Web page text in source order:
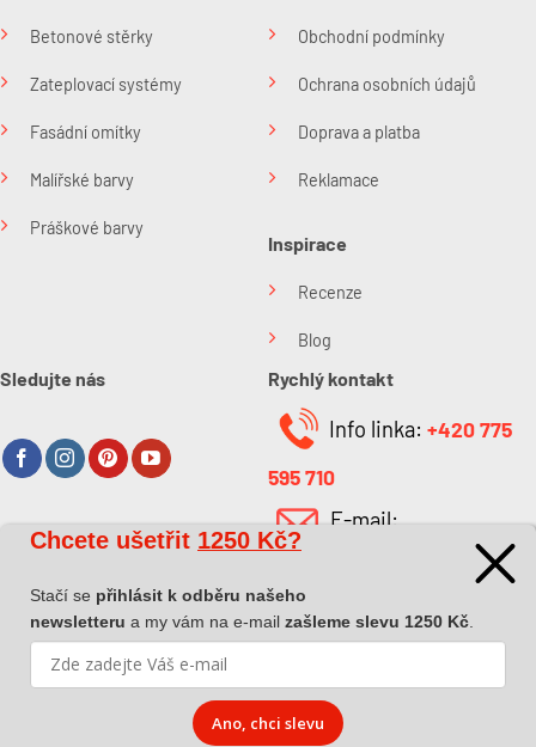
Betonové stěrky
Zateplovací systémy
Fasádní omítky
Malířské barvy
Práškové barvy
Obchodní podmínky
Ochrana osobních údajů
Doprava a platba
Reklamace
Inspirace
Recenze
Blog
Sledujte nás
O společnosti
O nás
Kontakt
Rychlý kontakt
Info linka: +420 775
595 710
E-mail:
Chcete ušetřit 1250 Kč?
Stačí se přihlásit k odběru našeho
newsletteru a my vám na e-mail zašleme slevu 1250 Kč
Ano, chci slevu